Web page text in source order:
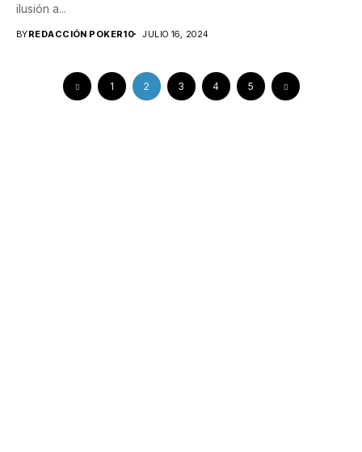
ilusión a...
BYREDACCIÓN POKER10 JULIO 16, 2024
1 2 3 4 5